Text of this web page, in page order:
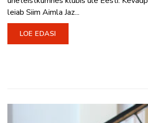
leiab Siim Aimla Jaz...
LOE EDASI